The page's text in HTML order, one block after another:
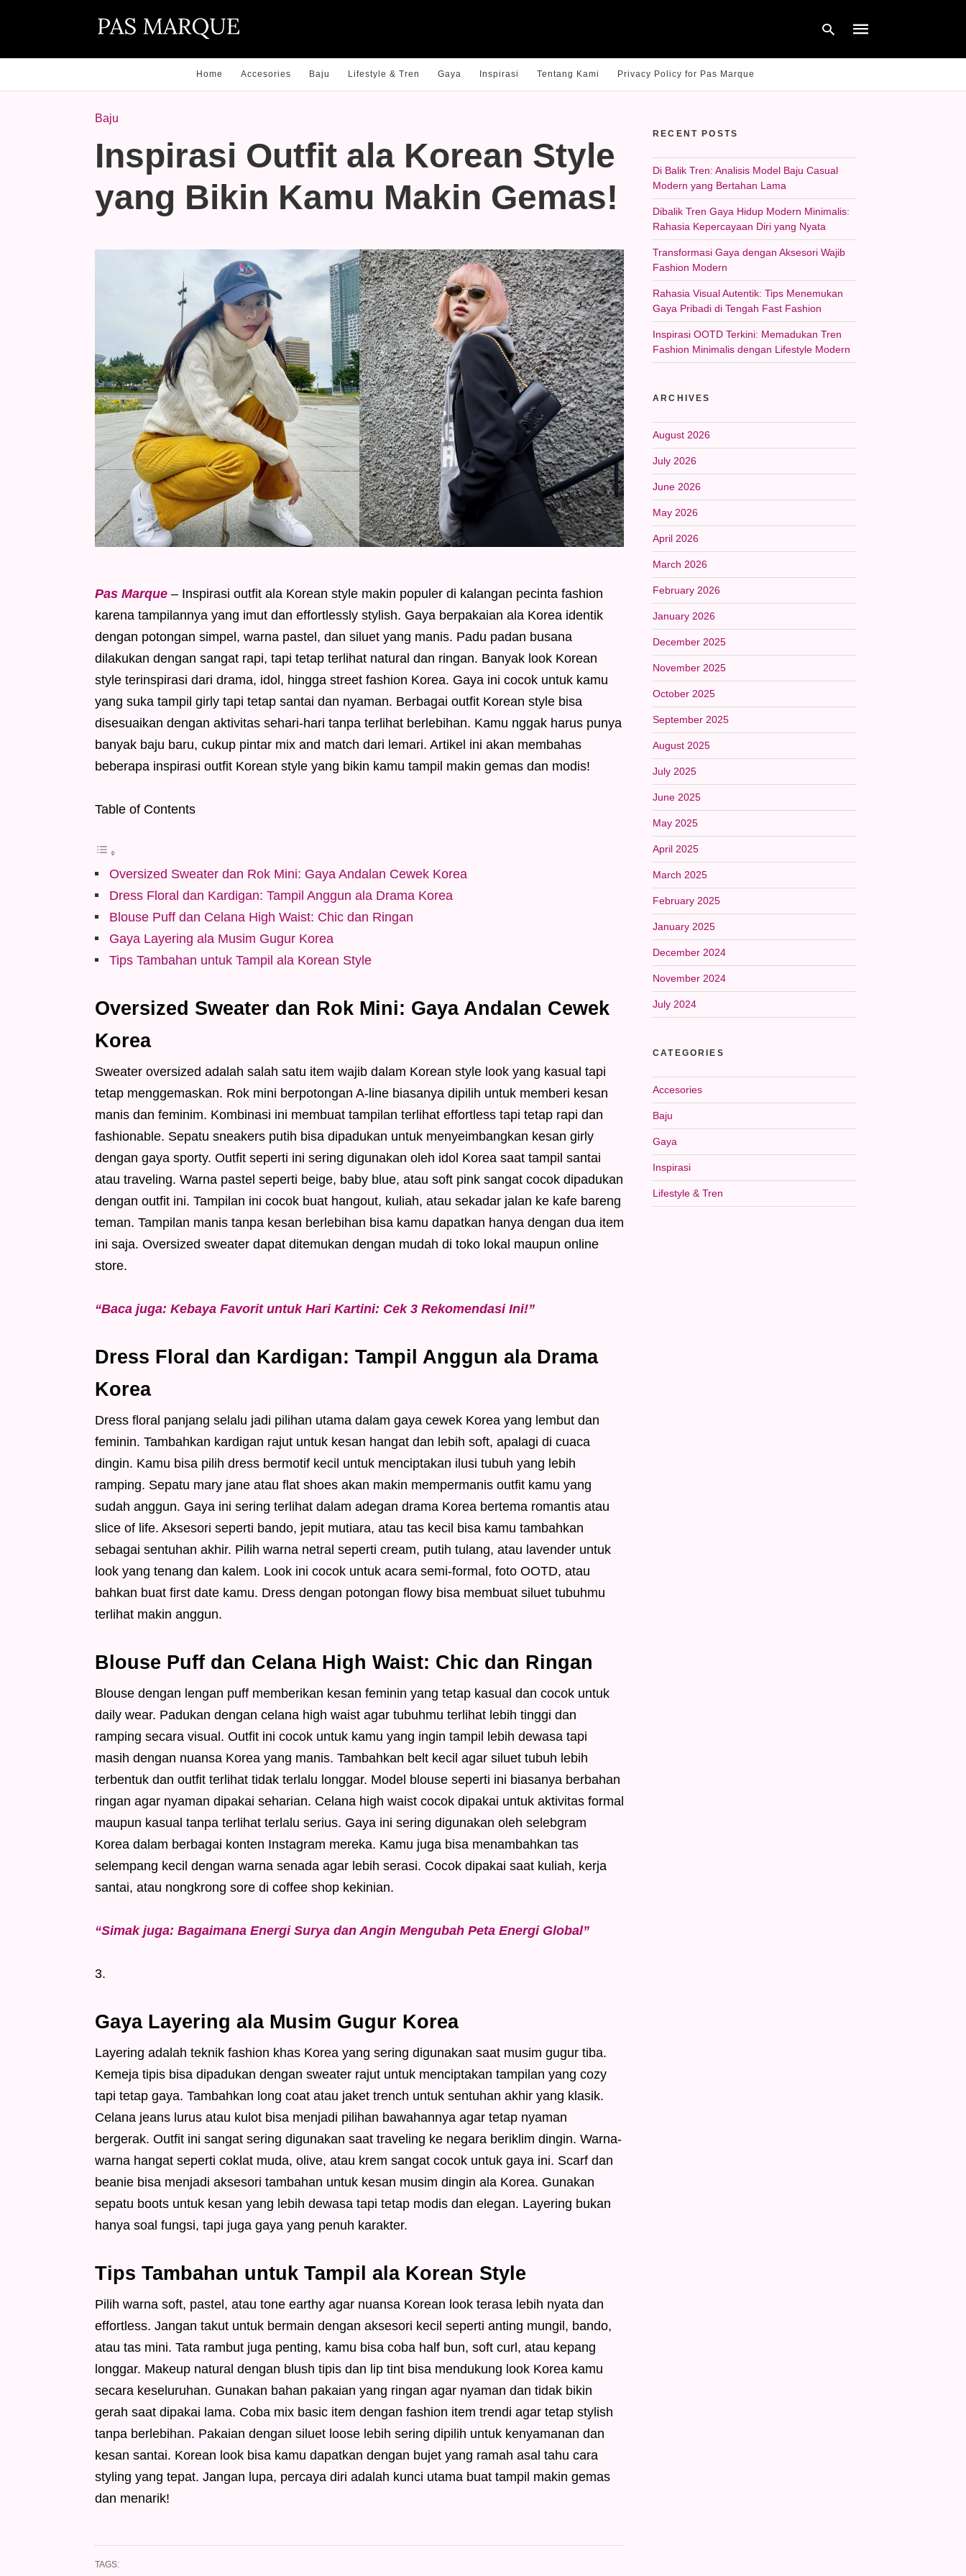
Home Accesories Baju Lifestyle & Tren Gaya Inspirasi Tentang Kami Privacy Policy for Pas Marque
Baju
Inspirasi Outfit ala Korean Style
yang Bikin Kamu Makin Gemas!
Pas Marque – Inspirasi outfit ala Korean style makin populer di kalangan pecinta fashion
karena tampilannya yang imut dan effortlessly stylish. Gaya berpakaian ala Korea identik
dengan potongan simpel, warna pastel, dan siluet yang manis. Padu padan busana
dilakukan dengan sangat rapi, tapi tetap terlihat natural dan ringan. Banyak look Korean
style terinspirasi dari drama, idol, hingga street fashion Korea. Gaya ini cocok untuk kamu
yang suka tampil girly tapi tetap santai dan nyaman. Berbagai outfit Korean style bisa
disesuaikan dengan aktivitas sehari-hari tanpa terlihat berlebihan. Kamu nggak harus punya
banyak baju baru, cukup pintar mix and match dari lemari. Artikel ini akan membahas
beberapa inspirasi outfit Korean style yang bikin kamu tampil makin gemas dan modis!
Table of Contents
Oversized Sweater dan Rok Mini: Gaya Andalan Cewek Korea
Dress Floral dan Kardigan: Tampil Anggun ala Drama Korea
Blouse Puff dan Celana High Waist: Chic dan Ringan
Gaya Layering ala Musim Gugur Korea
Tips Tambahan untuk Tampil ala Korean Style
Oversized Sweater dan Rok Mini: Gaya Andalan Cewek
Korea
Sweater oversized adalah salah satu item wajib dalam Korean style look yang kasual tapi
tetap menggemaskan. Rok mini berpotongan A-line biasanya dipilih untuk memberi kesan
manis dan feminim. Kombinasi ini membuat tampilan terlihat effortless tapi tetap rapi dan
fashionable. Sepatu sneakers putih bisa dipadukan untuk menyeimbangkan kesan girly
dengan gaya sporty. Outfit seperti ini sering digunakan oleh idol Korea saat tampil santai
atau traveling. Warna pastel seperti beige, baby blue, atau soft pink sangat cocok dipadukan
dengan outfit ini. Tampilan ini cocok buat hangout, kuliah, atau sekadar jalan ke kafe bareng
teman. Tampilan manis tanpa kesan berlebihan bisa kamu dapatkan hanya dengan dua item
ini saja. Oversized sweater dapat ditemukan dengan mudah di toko lokal maupun online
store.
“Baca juga: Kebaya Favorit untuk Hari Kartini: Cek 3 Rekomendasi Ini!”
Dress Floral dan Kardigan: Tampil Anggun ala Drama
Korea
Dress floral panjang selalu jadi pilihan utama dalam gaya cewek Korea yang lembut dan
feminin. Tambahkan kardigan rajut untuk kesan hangat dan lebih soft, apalagi di cuaca
dingin. Kamu bisa pilih dress bermotif kecil untuk menciptakan ilusi tubuh yang lebih
ramping. Sepatu mary jane atau flat shoes akan makin mempermanis outfit kamu yang
sudah anggun. Gaya ini sering terlihat dalam adegan drama Korea bertema romantis atau
slice of life. Aksesori seperti bando, jepit mutiara, atau tas kecil bisa kamu tambahkan
sebagai sentuhan akhir. Pilih warna netral seperti cream, putih tulang, atau lavender untuk
look yang tenang dan kalem. Look ini cocok untuk acara semi-formal, foto OOTD, atau
bahkan buat first date kamu. Dress dengan potongan flowy bisa membuat siluet tubuhmu
terlihat makin anggun.
Blouse Puff dan Celana High Waist: Chic dan Ringan
Blouse dengan lengan puff memberikan kesan feminin yang tetap kasual dan cocok untuk
daily wear. Padukan dengan celana high waist agar tubuhmu terlihat lebih tinggi dan
ramping secara visual. Outfit ini cocok untuk kamu yang ingin tampil lebih dewasa tapi
masih dengan nuansa Korea yang manis. Tambahkan belt kecil agar siluet tubuh lebih
terbentuk dan outfit terlihat tidak terlalu longgar. Model blouse seperti ini biasanya berbahan
ringan agar nyaman dipakai seharian. Celana high waist cocok dipakai untuk aktivitas formal
maupun kasual tanpa terlihat terlalu serius. Gaya ini sering digunakan oleh selebgram
Korea dalam berbagai konten Instagram mereka. Kamu juga bisa menambahkan tas
selempang kecil dengan warna senada agar lebih serasi. Cocok dipakai saat kuliah, kerja
santai, atau nongkrong sore di coffee shop kekinian.
“Simak juga: Bagaimana Energi Surya dan Angin Mengubah Peta Energi Global”
Gaya Layering ala Musim Gugur Korea
Layering adalah teknik fashion khas Korea yang sering digunakan saat musim gugur tiba.
Kemeja tipis bisa dipadukan dengan sweater rajut untuk menciptakan tampilan yang cozy
tapi tetap gaya. Tambahkan long coat atau jaket trench untuk sentuhan akhir yang klasik.
Celana jeans lurus atau kulot bisa menjadi pilihan bawahannya agar tetap nyaman
bergerak. Outfit ini sangat sering digunakan saat traveling ke negara beriklim dingin. Warna-
warna hangat seperti coklat muda, olive, atau krem sangat cocok untuk gaya ini. Scarf dan
beanie bisa menjadi aksesori tambahan untuk kesan musim dingin ala Korea. Gunakan
sepatu boots untuk kesan yang lebih dewasa tapi tetap modis dan elegan. Layering bukan
hanya soal fungsi, tapi juga gaya yang penuh karakter.
Tips Tambahan untuk Tampil ala Korean Style
Pilih warna soft, pastel, atau tone earthy agar nuansa Korean look terasa lebih nyata dan
effortless. Jangan takut untuk bermain dengan aksesori kecil seperti anting mungil, bando,
atau tas mini. Tata rambut juga penting, kamu bisa coba half bun, soft curl, atau kepang
longgar. Makeup natural dengan blush tipis dan lip tint bisa mendukung look Korea kamu
secara keseluruhan. Gunakan bahan pakaian yang ringan agar nyaman dan tidak bikin
gerah saat dipakai lama. Coba mix basic item dengan fashion item trendi agar tetap stylish
tanpa berlebihan. Pakaian dengan siluet loose lebih sering dipilih untuk kenyamanan dan
kesan santai. Korean look bisa kamu dapatkan dengan bujet yang ramah asal tahu cara
styling yang tepat. Jangan lupa, percaya diri adalah kunci utama buat tampil makin gemas
dan menarik!
TAGS:
RECENT POSTS
Di Balik Tren: Analisis Model Baju Casual
Modern yang Bertahan Lama
Dibalik Tren Gaya Hidup Modern Minimalis:
Rahasia Kepercayaan Diri yang Nyata
Transformasi Gaya dengan Aksesori Wajib
Fashion Modern
Rahasia Visual Autentik: Tips Menemukan
Gaya Pribadi di Tengah Fast Fashion
Inspirasi OOTD Terkini: Memadukan Tren
Fashion Minimalis dengan Lifestyle Modern
ARCHIVES
August 2026
July 2026
June 2026
May 2026
April 2026
March 2026
February 2026
January 2026
December 2025
November 2025
October 2025
September 2025
August 2025
July 2025
June 2025
May 2025
April 2025
March 2025
February 2025
January 2025
December 2024
November 2024
July 2024
CATEGORIES
Accesories
Baju
Gaya
Inspirasi
Lifestyle & Tren